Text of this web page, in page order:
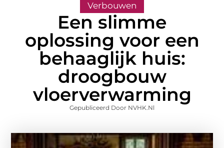
Verbouwen
Een slimme
oplossing voor een
behaaglijk huis:
droogbouw
vloerverwarming
Gepubliceerd Door NVHK.nl